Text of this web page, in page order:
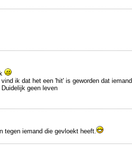
ik dat het een 'hit' is geworden dat iemand
geen leven
tegen iemand die gevloekt heeft.